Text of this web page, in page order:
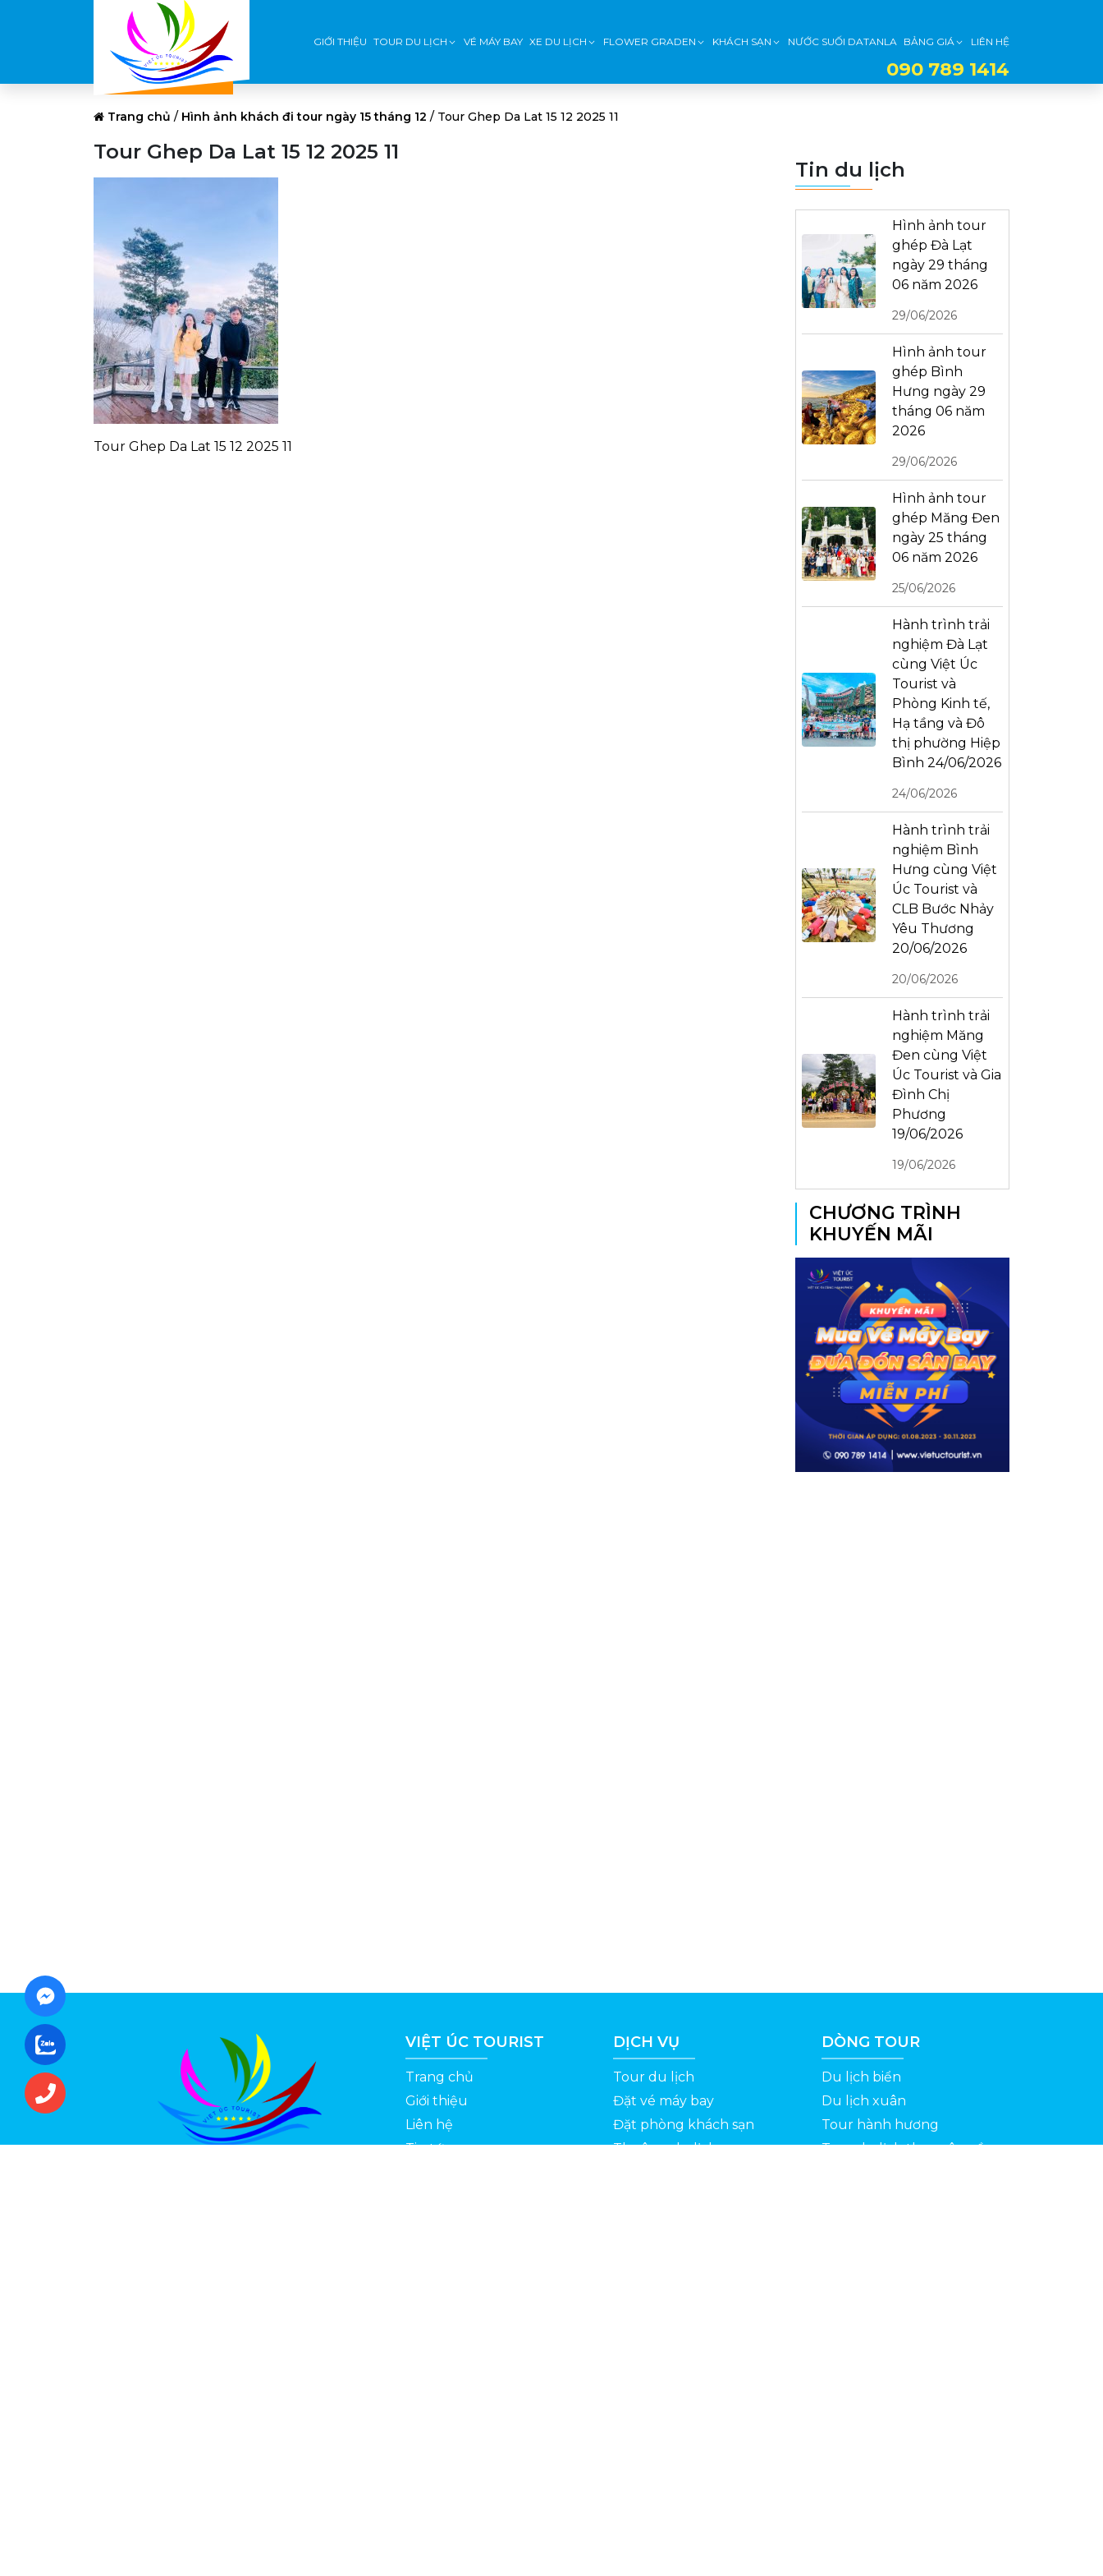
GIỚI THIỆU TOUR DU LỊCH VÉ MÁY BAY XE DU LỊCH FLOWER GRADEN KHÁCH SẠN NƯỚC SUỐI DATANLA BẢNG GIÁ LIÊN HỆ
090 789 1414
Trang chủ / Hình ảnh khách đi tour ngày 15 tháng 12 / Tour Ghep Da Lat 15 12 2025 11
Tour Ghep Da Lat 15 12 2025 11
Tour Ghep Da Lat 15 12 2025 11
Tin du lịch
Hình ảnh tour
ghép Đà Lạt
ngày 29 tháng
06 năm 2026
29/06/2026
Hình ảnh tour
ghép Bình
Hưng ngày 29
tháng 06 năm
2026
29/06/2026
Hình ảnh tour
ghép Măng Đen
ngày 25 tháng
06 năm 2026
25/06/2026
Hành trình trải
nghiệm Đà Lạt
cùng Việt Úc
Tourist và
Phòng Kinh tế,
Hạ tầng và Đô
thị phường Hiệp
Bình 24/06/2026
24/06/2026
Hành trình trải
nghiệm Bình
Hưng cùng Việt
Úc Tourist và
CLB Bước Nhảy
Yêu Thương
20/06/2026
20/06/2026
Hành trình trải
nghiệm Măng
Đen cùng Việt
Úc Tourist và Gia
Đình Chị
Phương
19/06/2026
19/06/2026
CHƯƠNG TRÌNH
KHUYẾN MÃI
VIỆT ÚC TOURIST
Trang chủ
Giới thiệu
Liên hệ
Tin tức
DỊCH VỤ
Tour du lịch
Đặt vé máy bay
Đặt phòng khách sạn
Thuê xe du lịch
DÒNG TOUR
Du lịch biển
Du lịch xuân
Tour hành hương
Tour du lịch theo yêu cầu